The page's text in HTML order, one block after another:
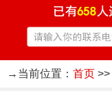
→当前位置： 首页 >>